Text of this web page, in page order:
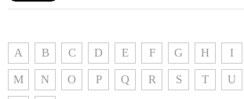
A B C D E F G H I
M N O P Q R S T U